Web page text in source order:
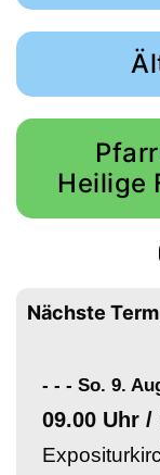
Heilige
Nächste
- - - So. 9.
09.00 Uhr